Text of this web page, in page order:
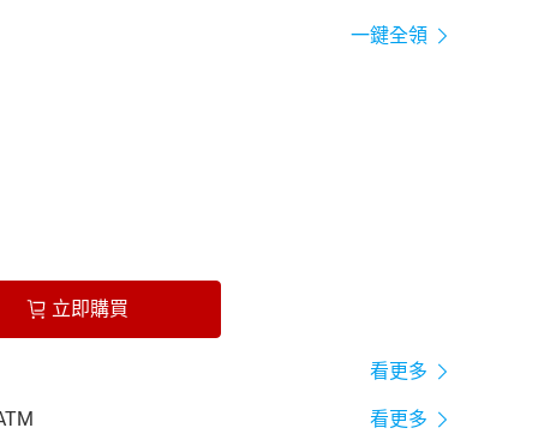
一鍵全領
立即購買
看更多
看更多